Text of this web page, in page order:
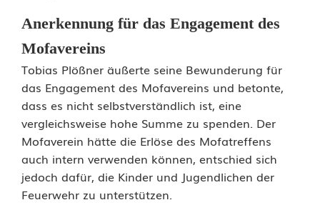
a
r
k
s
t
e
i
Anerkennung für das Engagement des
Mofavereins
Tobias Plößner äußerte seine Bewunderung für
das Engagement des Mofavereins und betonte,
dass es nicht selbstverständlich ist, eine
vergleichsweise hohe Summe zu spenden. Der
Mofaverein hätte die Erlöse des Mofatreffens
auch intern verwenden können, entschied sich
jedoch dafür, die Kinder und Jugendlichen der
Feuerwehr zu unterstützen.